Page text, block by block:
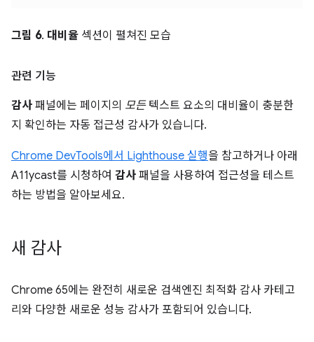
그림 6. 대비율 섹션이 펼쳐진 모습
관련 기능
감사 패널에는 페이지의 모든텍스트 요소의 대비율이 충분한
지 확인하는 자동 접근성 감사가 있습니다.
Chrome DevTools에서 Lighthouse 실행을 참고하거나 아래
A11ycast를 시청하여 감사 패널을 사용하여 접근성을 테스트
하는 방법을 알아보세요.
새 감사
Chrome 65에는 완전히 새로운 검색엔진 최적화 감사 카테고
리와 다양한 새로운 성능 감사가 포함되어 있습니다.